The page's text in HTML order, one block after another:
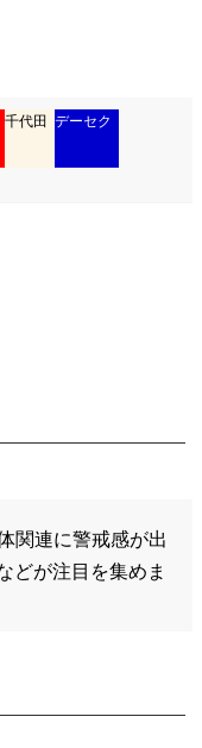
千代田 デーセク
関連に警戒感が出
どが注目を集めま